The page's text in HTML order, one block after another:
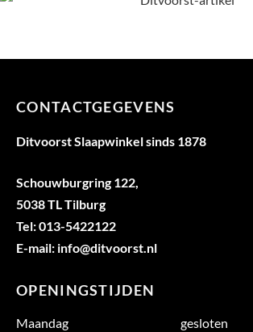
CONTACTGEGEVENS
Ditvoorst Slaapwinkel sinds 1878
Schouwburgring 122,
5038 TL Tilburg
Tel: 013-5422122
E-mail: info@ditvoorst.nl
OPENINGSTIJDEN
Maandag
gesloten